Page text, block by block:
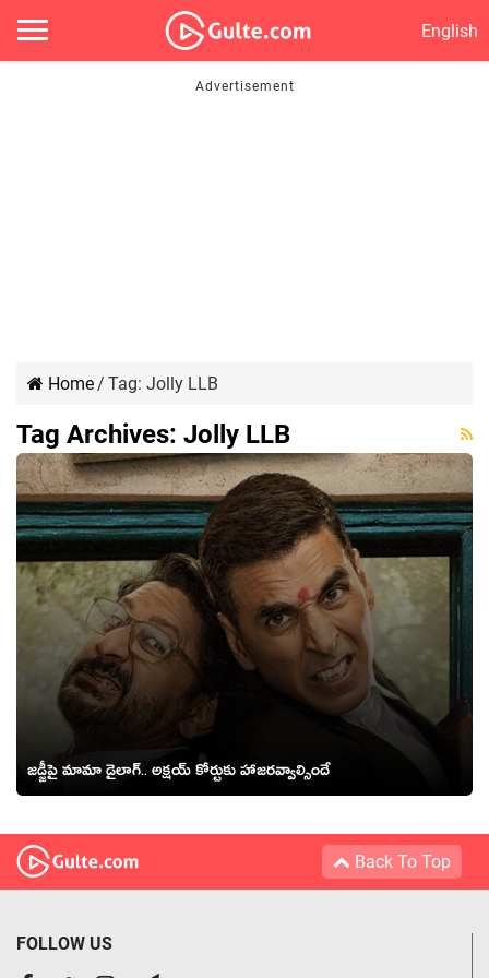
English
Home/ Tag: Jolly LLB
Tag Archives: Jolly LLB
జడ్జీపై మామా డైలాగ్.. అక్షయ్ కోర్టుకు హాజరవ్వాల్సిందే
Back To Top
FOLLOW US